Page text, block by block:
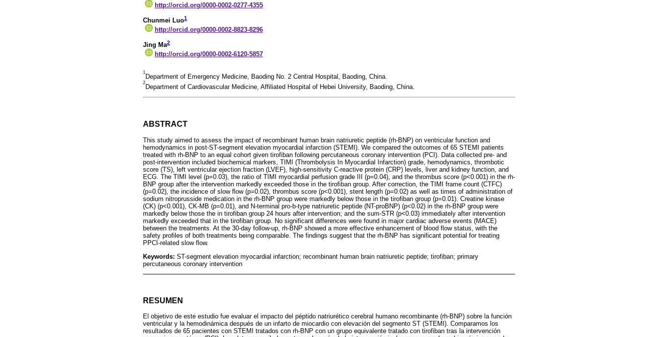
http://orcid.org/0000-0002-0277-4355
Chunmei Luo1
http://orcid.org/0000-0002-8823-8296
Jing Ma2
http://orcid.org/0000-0002-6120-5857
1
Department of Emergency Medicine, Baoding No. 2 Central Hospital, Baoding, China.
2
Department of Cardiovascular Medicine, Affiliated Hospital of Hebei University, Baoding, China.
ABSTRACT
This study aimed to assess the impact of recombinant human brain natriuretic peptide (rh-BNP) on ventricular function and
hemodynamics in post-ST-segment elevation myocardial infarction (STEMI). We compared the outcomes of 65 STEMI patients
treated with rh-BNP to an equal cohort given tirofiban following percutaneous coronary intervention (PCI). Data collected pre- and
post-intervention included biochemical markers, TIMI (Thrombolysis In Myocardial Infarction) grade, hemodynamics, thrombotic
score (TS), left ventricular ejection fraction (LVEF), high-sensitivity C-reactive protein (CRP) levels, liver and kidney function, and
ECG. The TIMI level (p=0.03), the ratio of TIMI myocardial perfusion grade III (p=0.04), and the thrombus score (p<0.001) in the rh-
BNP group after the intervention markedly exceeded those in the tirofiban group. After correction, the TIMI frame count (CTFC)
(p=0.02), the incidence of slow flow (p=0.02), thrombus score (p<0.001), stent length (p=0.02) as well as times of administration of
sodium nitroprusside medication in the rh-BNP group were markedly below those in the tirofiban group (p=0.01). Creatine kinase
(CK) (p<0.001), CK-MB (p=0.01), and N-terminal pro-b-type natriuretic peptide (NT-proBNP) (p<0.02) in the rh-BNP group were
markedly below those the in tirofiban group 24 hours after intervention; and the sum-STR (p<0.03) immediately after intervention
markedly exceeded that in the tirofiban group. No significant differences were found in major cardiac adverse events (MACE)
between the treatments. At the 30-day follow-up, rh-BNP showed a more effective enhancement of blood flow status, with the
safety profiles of both treatments being comparable. The findings suggest that the rh-BNP has significant potential for treating
PPCI-related slow flow.
Keywords: ST-segment elevation myocardial infarction; recombinant human brain natriuretic peptide; tirofiban; primary
percutaneous coronary intervention
RESUMEN
El objetivo de este estudio fue evaluar el impacto del péptido natriurético cerebral humano recombinante (rh-BNP) sobre la función
ventricular y la hemodinámica después de un infarto de miocardio con elevación del segmento ST (STEMI). Comparamos los
resultados de 65 pacientes con STEMI tratados con rh-BNP con un grupo equivalente tratado con tirofiban tras la intervención